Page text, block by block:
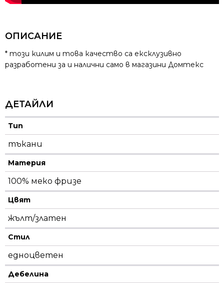
ОПИСАНИЕ
* този килим и това качество са ексклузивно
разработени за и налични само в магазини Домтекс
ДЕТАЙЛИ
Тип
тъкани
Материя
100% меко фризе
Цвят
жълт/златен
Стил
едноцветен
Дебелина